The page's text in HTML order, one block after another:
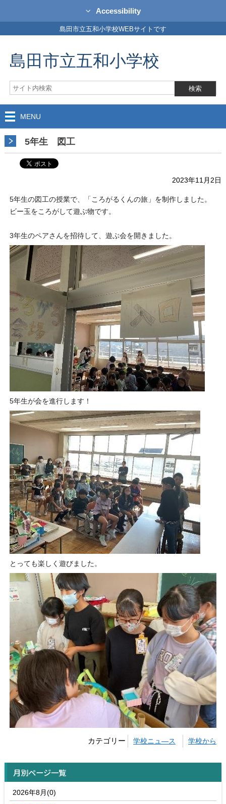
Accessibility
島田市立五和小学校WEBサイトです
島田市立五和小学校
MENU
5年生 図工
2023年11月2日
5年生の図工の授業で、「ころがるくんの旅」を制作しました。
ビー玉をころがして遊ぶ物です。
3年生のペアさんを招待して、遊ぶ会を開きました。
5年生が会を進行します！
とっても楽しく遊びました。
カテゴリー 学校ニュ―ス 学校から
月別ページ一覧
2026年8月(0)